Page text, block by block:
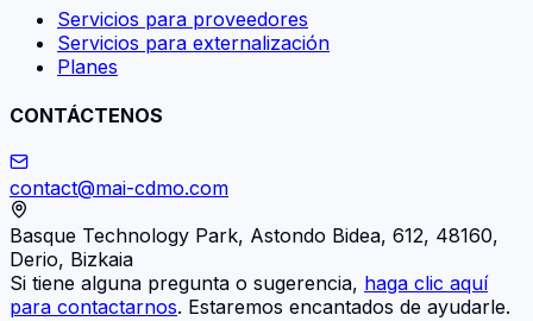
Servicios para proveedores
Servicios para externalización
Planes
CONTÁCTENOS
contact@mai-cdmo.com
Basque Technology Park, Astondo Bidea, 612, 48160,
Derio, Bizkaia
Si tiene alguna pregunta o sugerencia, haga clic aquí
para contactarnos. Estaremos encantados de ayudarle.